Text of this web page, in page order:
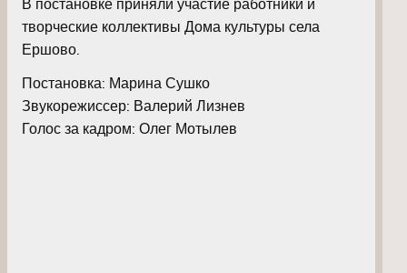
творческие коллективы Дома культуры села
Ершово.
Постановка: Марина Сушко
Звукорежиссер: Валерий Лизнев
Голос за кадром: Олег Мотылев